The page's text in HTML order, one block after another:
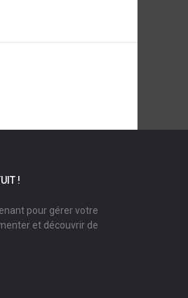
!
pour gérer votre
et découvrir de